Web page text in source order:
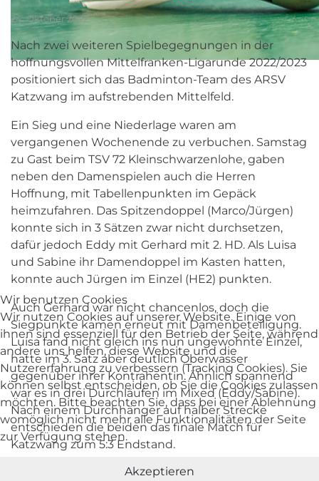
24. Oktober 2022
Nach zwei weiteren Spielbegegnungen in der
hoffnungsvollen Mittelfranken-Ligarunde 2022/2023
positioniert sich das Badminton-Team des ARSV
Katzwang im aufstrebenden Mittelfeld.
Ein Sieg und eine Niederlage waren am
vergangenen Wochenende zu verbuchen. Samstag
zu Gast beim TSV 72 Kleinschwarzenlohe, gaben
neben den Damenspielen auch die Herren
Hoffnung, mit Tabellenpunkten im Gepäck
heimzufahren. Das Spitzendoppel (Marco/Jürgen)
konnte sich in 3 Sätzen zwar nicht durchsetzen,
dafür jedoch Eddy mit Gerhard mit 2. HD. Als Luisa
und Sabine ihr Damendoppel im Kasten hatten,
konnte auch Jürgen im Einzel (HE2) punkten.
Auch Gerhard war nicht chancenlos, doch die
Siegpunkte kamen erneut mit Damenbeteiligung.
Luisa fand nicht gleich ins nun ungewohnte Einzel,
hatte im 3. Satz aber deutlich Oberwasser
gegenüber ihrer Kontrahentin. Ähnlich spannend
war es in drei Durchläufen im Mixed (Eddy/Sabine).
Nach einem Durchhänger auf halber Strecke
entschieden die beiden das finale Match für
Katzwang zum 5:3 Endstand.
Am Sonntag ging es gegen die SG TSV Zirndorf/ATV
Wir benutzen Cookies
Wir nutzen Cookies auf unserer Website. Einige von
ihnen sind essenziell für den Betrieb der Seite, während
andere uns helfen, diese Website und die
Nutzererfahrung zu verbessern (Tracking Cookies). Sie
können selbst entscheiden, ob Sie die Cookies zulassen
möchten. Bitte beachten Sie, dass bei einer Ablehnung
womöglich nicht mehr alle Funktionalitäten der Seite
zur Verfügung stehen.
Akzeptieren